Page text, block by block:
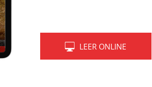
LEER ONLINE